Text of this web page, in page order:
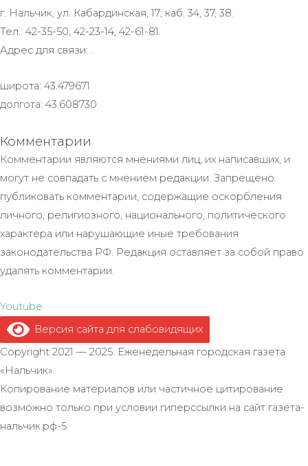
г. Нальчик, ул. Кабардинская, 17; каб. 34, 37, 38.
Тел.: 42-35-50, 42-23-14, 42-61-81.
Адрес для связи: .
широта: 43.479671
долгота: 43.608730
Комментарии
Комментарии являются мнениями лиц, их написавших, и
могут не совпадать с мнением редакции. Запрещено
публиковать комментарии, содержащие оскорбления
личного, религиозного, национального, политического
характера или нарушающие иные требования
законодательства РФ. Редакция оставляет за собой право
удалять комментарии.
Youtube
Версия сайта для слабовидящих
.
Copyright 2021 — 2025. Еженедельная городская газета
«Нальчик».
Копирование материалов или частичное цитирование
возможно только при условии гиперссылки на сайт газета-
нальчик.рф-5